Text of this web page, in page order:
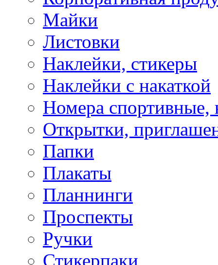
Майки
Листовки
Наклейки, стикеры
Наклейки с накаткой
Номера спортивные,
Открытки,
Папки
Плакаты
Планнинги
Проспекты
Ручки
Стикерпаки